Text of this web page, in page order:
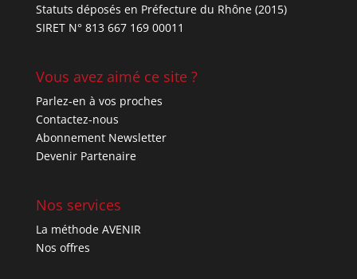
Statuts déposés en Préfecture du Rhône (2015)
SIRET N° 813 667 169 00011
Vous avez aimé ce site ?
Parlez-en à vos proches
Contactez-nous
Abonnement Newsletter
Devenir Partenaire
Nos services
La méthode AVENIR
Nos offres